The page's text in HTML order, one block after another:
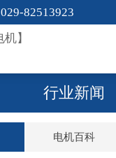
029-82513923
行业新闻
电机百科